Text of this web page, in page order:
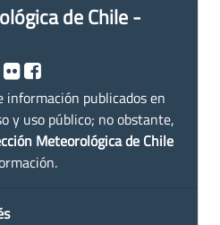
de Chile -
información publicados en
y uso público; no obstante,
Meteorológica de Chile